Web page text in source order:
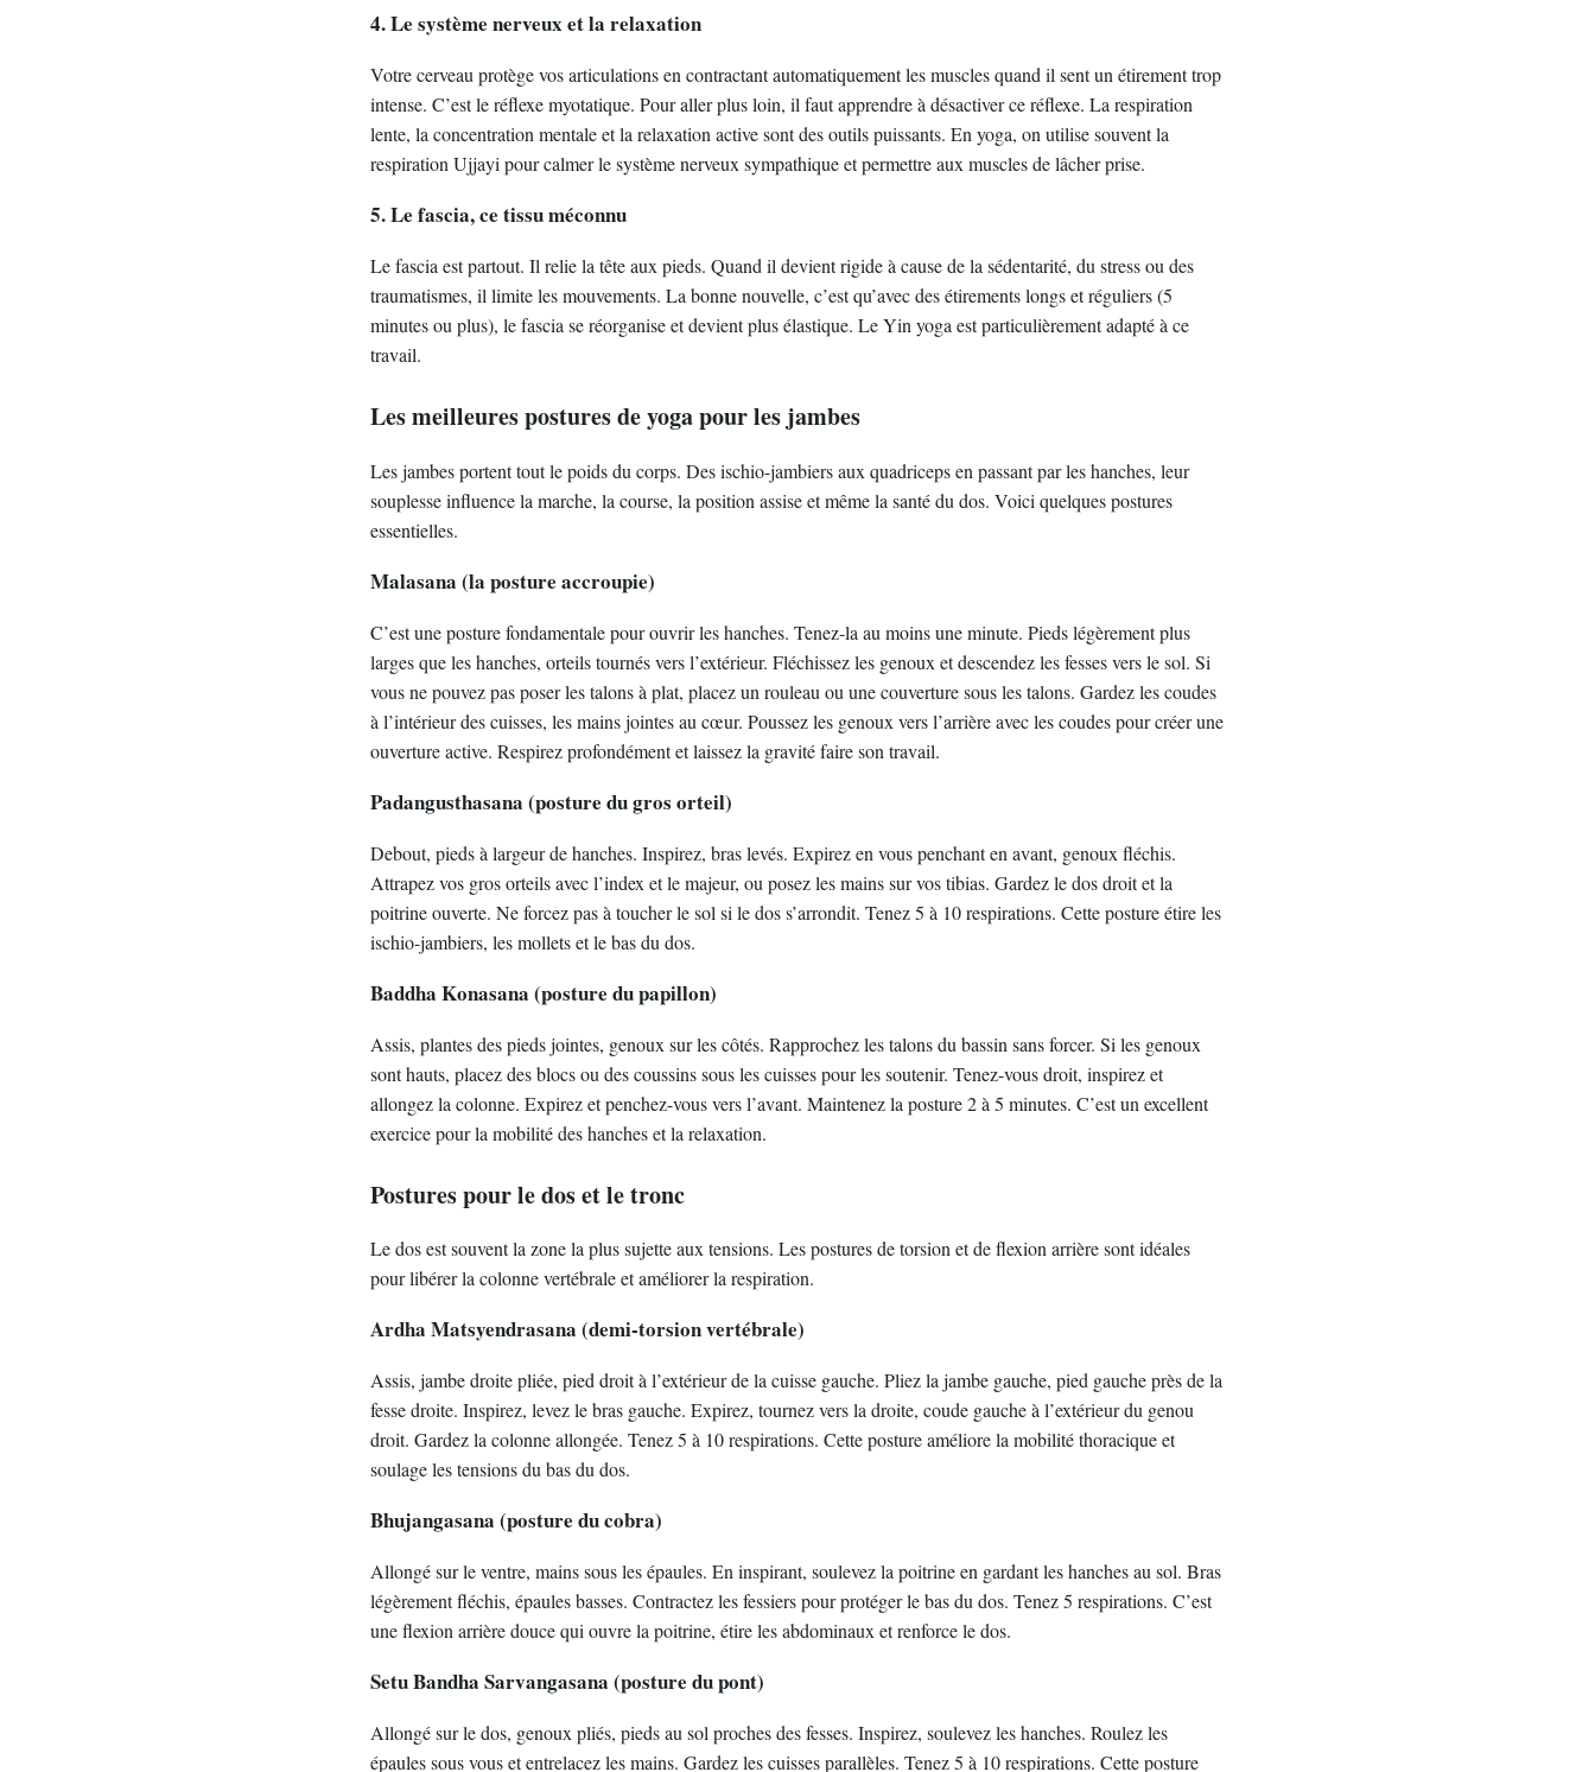
4. Le système nerveux et la relaxation
Votre cerveau protège vos articulations en contractant automatiquement les muscles quand il sent un étirement trop
intense. C’est le réflexe myotatique. Pour aller plus loin, il faut apprendre à désactiver ce réflexe. La respiration
lente, la concentration mentale et la relaxation active sont des outils puissants. En yoga, on utilise souvent la
respiration Ujjayi pour calmer le système nerveux sympathique et permettre aux muscles de lâcher prise.
5. Le fascia, ce tissu méconnu
Le fascia est partout. Il relie la tête aux pieds. Quand il devient rigide à cause de la sédentarité, du stress ou des
traumatismes, il limite les mouvements. La bonne nouvelle, c’est qu’avec des étirements longs et réguliers (5
minutes ou plus), le fascia se réorganise et devient plus élastique. Le Yin yoga est particulièrement adapté à ce
travail.
Les meilleures postures de yoga pour les jambes
Les jambes portent tout le poids du corps. Des ischio-jambiers aux quadriceps en passant par les hanches, leur
souplesse influence la marche, la course, la position assise et même la santé du dos. Voici quelques postures
essentielles.
Malasana (la posture accroupie)
C’est une posture fondamentale pour ouvrir les hanches. Tenez-la au moins une minute. Pieds légèrement plus
larges que les hanches, orteils tournés vers l’extérieur. Fléchissez les genoux et descendez les fesses vers le sol. Si
vous ne pouvez pas poser les talons à plat, placez un rouleau ou une couverture sous les talons. Gardez les coudes
à l’intérieur des cuisses, les mains jointes au cœur. Poussez les genoux vers l’arrière avec les coudes pour créer une
ouverture active. Respirez profondément et laissez la gravité faire son travail.
Padangusthasana (posture du gros orteil)
Debout, pieds à largeur de hanches. Inspirez, bras levés. Expirez en vous penchant en avant, genoux fléchis.
Attrapez vos gros orteils avec l’index et le majeur, ou posez les mains sur vos tibias. Gardez le dos droit et la
poitrine ouverte. Ne forcez pas à toucher le sol si le dos s’arrondit. Tenez 5 à 10 respirations. Cette posture étire les
ischio-jambiers, les mollets et le bas du dos.
Baddha Konasana (posture du papillon)
Assis, plantes des pieds jointes, genoux sur les côtés. Rapprochez les talons du bassin sans forcer. Si les genoux
sont hauts, placez des blocs ou des coussins sous les cuisses pour les soutenir. Tenez-vous droit, inspirez et
allongez la colonne. Expirez et penchez-vous vers l’avant. Maintenez la posture 2 à 5 minutes. C’est un excellent
exercice pour la mobilité des hanches et la relaxation.
Postures pour le dos et le tronc
Le dos est souvent la zone la plus sujette aux tensions. Les postures de torsion et de flexion arrière sont idéales
pour libérer la colonne vertébrale et améliorer la respiration.
Ardha Matsyendrasana (demi-torsion vertébrale)
Assis, jambe droite pliée, pied droit à l’extérieur de la cuisse gauche. Pliez la jambe gauche, pied gauche près de la
fesse droite. Inspirez, levez le bras gauche. Expirez, tournez vers la droite, coude gauche à l’extérieur du genou
droit. Gardez la colonne allongée. Tenez 5 à 10 respirations. Cette posture améliore la mobilité thoracique et
soulage les tensions du bas du dos.
Bhujangasana (posture du cobra)
Allongé sur le ventre, mains sous les épaules. En inspirant, soulevez la poitrine en gardant les hanches au sol. Bras
légèrement fléchis, épaules basses. Contractez les fessiers pour protéger le bas du dos. Tenez 5 respirations. C’est
une flexion arrière douce qui ouvre la poitrine, étire les abdominaux et renforce le dos.
Setu Bandha Sarvangasana (posture du pont)
Allongé sur le dos, genoux pliés, pieds au sol proches des fesses. Inspirez, soulevez les hanches. Roulez les
épaules sous vous et entrelacez les mains. Gardez les cuisses parallèles. Tenez 5 à 10 respirations. Cette posture